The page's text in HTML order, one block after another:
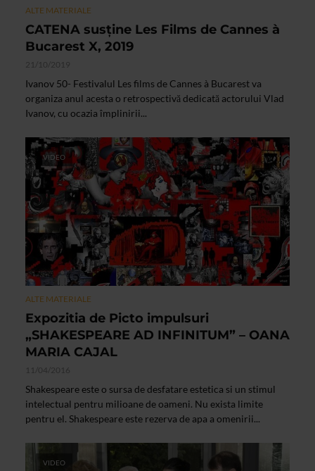
ALTE MATERIALE
CATENA susţine Les Films de Cannes à
Bucarest X, 2019
21/10/2019
Ivanov 50- Festivalul Les films de Cannes à Bucarest va
organiza anul acesta o retrospectivă dedicată actorului Vlad
Ivanov, cu ocazia împlinirii...
VIDEO
ALTE MATERIALE
Expozitia de Picto impulsuri
„SHAKESPEARE AD INFINITUM” – OANA
MARIA CAJAL
11/04/2016
Shakespeare este o sursa de desfatare estetica si un stimul
intelectual pentru milioane de oameni. Nu exista limite
pentru el. Shakespeare este rezerva de apa a omenirii...
VIDEO